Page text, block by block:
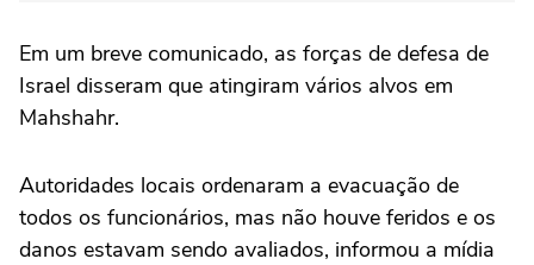
Em um breve comunicado, as forças de defesa de
Israel disseram que atingiram vários alvos em
Mahshahr.
Autoridades locais ordenaram a evacuação de
todos os funcionários, mas não houve feridos e os
danos estavam sendo avaliados, informou a mídia